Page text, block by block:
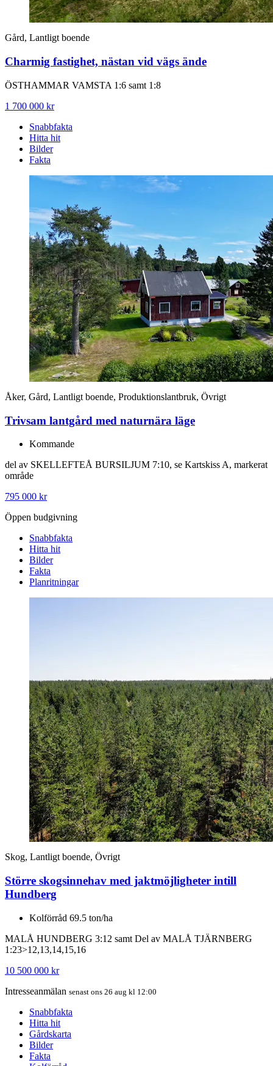
Gård, Lantligt boende
Charmig fastighet, nästan vid vägs ände
ÖSTHAMMAR VAMSTA 1:6 samt 1:8
1 700 000 kr
Snabbfakta
Hitta hit
Bilder
Fakta
Åker, Gård, Lantligt boende, Produktionslantbruk, Övrigt
Trivsam lantgård med naturnära läge
Kommande
del av SKELLEFTEÅ BURSILJUM 7:10, se Kartskiss A, markerat
område
795 000 kr
Öppen budgivning
Snabbfakta
Hitta hit
Bilder
Fakta
Planritningar
Skog, Lantligt boende, Övrigt
Större skogsinnehav med jaktmöjligheter intill
Hundberg
Kolförråd 69.5 ton/ha
MALÅ HUNDBERG 3:12 samt Del av MALÅ TJÄRNBERG
1:23>12,13,14,15,16
10 500 000 kr
Intresseanmälan senast ons 26 aug kl 12:00
Snabbfakta
Hitta hit
Gårdskarta
Bilder
Fakta